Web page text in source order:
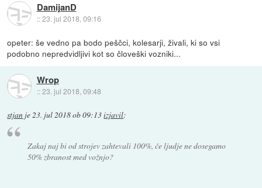
DamijanD
::23. jul 2018, 09:16
opeter: še vedno pa bodo peščci, kolesarji, živali, ki so vsi
podobno nepredvidljivi kot so človeški vozniki...
Wrop
::23. jul 2018, 09:48
stjan je23. jul 2018 ob 09:13izjavil:
Zakaj naj bi od strojev zahtevali 100%, če ljudje ne dosegamo
50% zbranost med vožnjo?